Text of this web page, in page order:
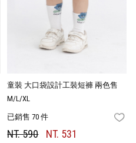
FAVORITES
童裝 大口袋設計工裝短褲 兩色售
M/L/XL
已銷售 70 件
NT. 590 NT. 531